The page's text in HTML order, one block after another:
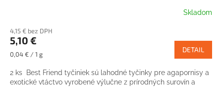
Skladom
4,15 € bez DPH
5,10 €
Jednotková
0,04 € / 1 g
DETAIL
2 ks Best Friend tyčiniek sú lahodné tyčinky pre agapornisy a
exotické vtáctvo vyrobené výlučne z prírodných surovín a